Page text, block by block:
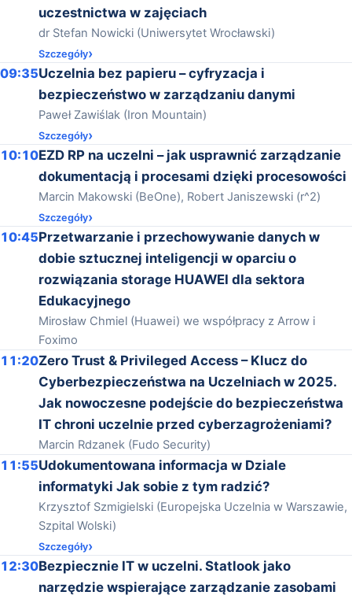
uczestnictwa w zajęciach
dr Stefan Nowicki (Uniwersytet Wrocławski)
Szczegóły
09:35Uczelnia bez papieru – cyfryzacja i
bezpieczeństwo w zarządzaniu danymi
Paweł Zawiślak (Iron Mountain)
Szczegóły
10:10EZD RP na uczelni – jak usprawnić zarządzanie
dokumentacją i procesami dzięki procesowości
Marcin Makowski (BeOne), Robert Janiszewski (r^2)
Szczegóły
10:45Przetwarzanie i przechowywanie danych w
dobie sztucznej inteligencji w oparciu o
rozwiązania storage HUAWEI dla sektora
Edukacyjnego
Mirosław Chmiel (Huawei) we współpracy z Arrow i
Foximo
11:20Zero Trust & Privileged Access – Klucz do
Cyberbezpieczeństwa na Uczelniach w 2025.
Jak nowoczesne podejście do bezpieczeństwa
IT chroni uczelnie przed cyberzagrożeniami?
Marcin Rdzanek (Fudo Security)
11:55Udokumentowana informacja w Dziale
informatyki Jak sobie z tym radzić?
Krzysztof Szmigielski (Europejska Uczelnia w Warszawie,
Szpital Wolski)
Szczegóły
12:30Bezpiecznie IT w uczelni. Statlook jako
narzędzie wspierające zarządzanie zasobami